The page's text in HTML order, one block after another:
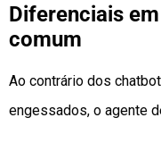
Diferenciais
comum
Ao contrário dos
engessados, o agente